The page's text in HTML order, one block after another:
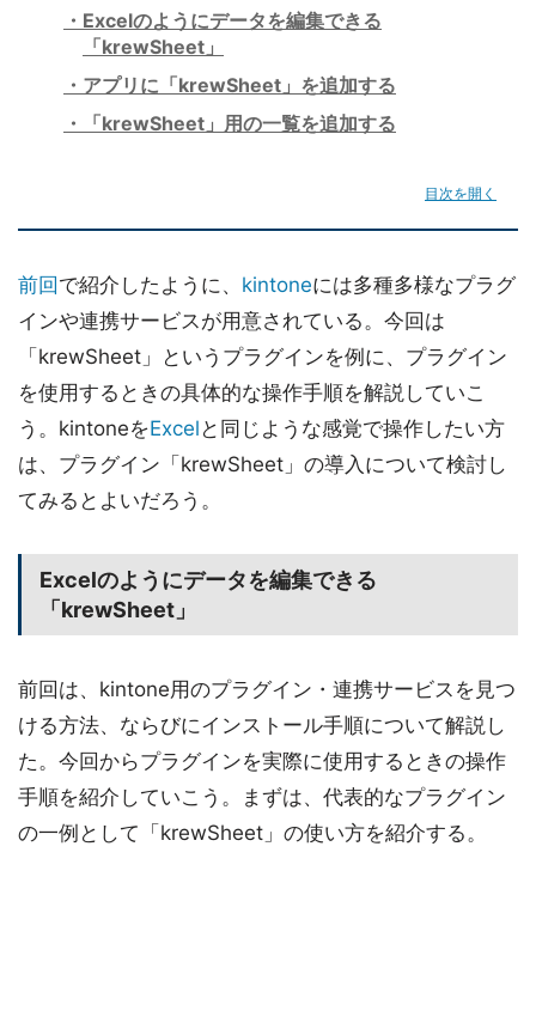
Excelのようにデータを編集できる
「krewSheet」
アプリに「krewSheet」を追加する
「krewSheet」用の一覧を追加する
目次を開く
前回 で紹介したように、 kintoneには多種多様なプラグ
インや連携サービスが用意されている。今回は
「krewSheet」というプラグインを例に、プラグイン
を使用するときの具体的な操作手順を解説していこ
う。kintoneをExcel と同じような感覚で操作したい方
は、プラグイン「krewSheet」の導入について検討し
てみるとよいだろう。
Excelのようにデータを編集できる
「krewSheet」
前回は、kintone用のプラグイン・連携サービスを見つ
ける方法、ならびにインストール手順について解説し
た。今回からプラグインを実際に使用するときの操作
手順を紹介していこう。まずは、代表的なプラグイン
の一例として「krewSheet」の使い方を紹介する。